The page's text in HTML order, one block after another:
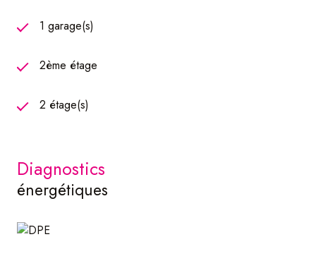
pensé pour ceux qui recherchent un lieu de vie atypique
et élégant, au sein d’une adresse confidentielle et pleine
pour organiser une visite !
1 garage(s)
2ème étage
2 étage(s)
diagnostics
énergétiques